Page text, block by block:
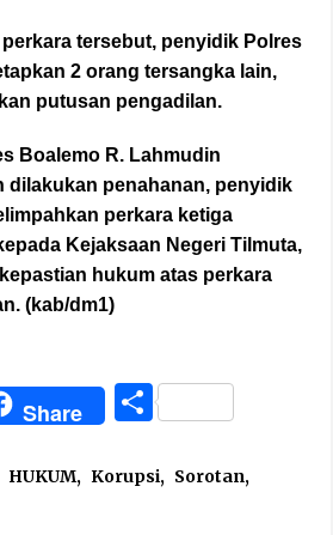
tersebut, penyidik Polres
2 orang tersangka lain,
putusan pengadilan.
Boalemo R. Lahmudin
dilakukan penahanan, penyidik
perkara ketiga
Kejaksaan Negeri Tilmuta,
hukum atas perkara
(kab/dm1)
Share Share
HUKUM, Korupsi, Sorotan,